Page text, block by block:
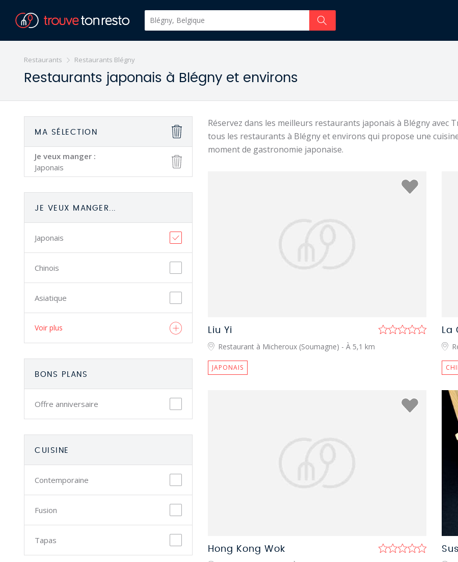
Restaurants Restaurants Blégny
Restaurants japonais à Blégny et environs
MA SÉLECTION
Je veux manger :
Japonais
JE VEUX MANGER...
Japonais
Chinois
Asiatique
Voir plus
BONS PLANS
Offre anniversaire
CUISINE
Contemporaine
Fusion
Tapas
Réservez dans les meilleurs restaurants japonais à Blégny avec
tous les restaurants à Blégny et environs qui propose une
moment de gastronomie japonaise.
Liu Yi
Restaurant à Micheroux (Soumagne) - À 5,1 km
JAPONAIS
La
Hong Kong Wok